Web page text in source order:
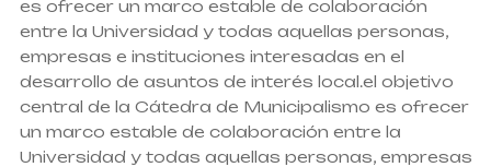
es ofrecer un marco estable de colaboración
entre la Universidad y todas aquellas personas,
empresas e instituciones interesadas en el
desarrollo de asuntos de interés local.el objetivo
central de la Cátedra de Municipalismo es ofrecer
un marco estable de colaboración entre la
Universidad y todas aquellas personas, empresas